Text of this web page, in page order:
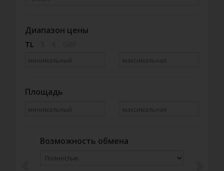
Диапазон цены
TL
Площадь
Возможность обмена
Previous